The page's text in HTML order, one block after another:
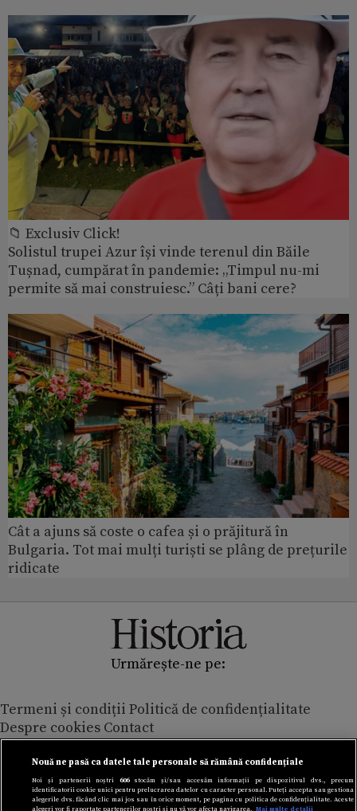
📁 Exclusiv Click!
Solistul trupei Azur își vinde terenul din Băile
Tușnad, cumpărat în pandemie: „Timpul nu-mi
permite să mai construiesc.” Câți bani cere?
Cât a ajuns să coste o cafea și o prăjitură în
Bulgaria. Tot mai mulți turiști se plâng de prețurile
ridicate
Urmărește-ne pe:
Termeni și condiții Politică de confidențialitate
Despre cookies Contact
Modifică preferințe pentru confidențialitate
© Toate drepturile rezervate Adevarul Holding 2026
Din rețeaua Adevărul Holding:
Nouă ne pasă ca datele tale personale să rămână confidențiale
Noi și partenerii noștri 606stocăm și/sau accesăm informații pe dispozitivul dvs., precum
identificatorii cookie unici pentru prelucrarea datelor cu caracter personal. Puteți accepta sau gestiona
alegerile dvs. făcând clic mai jos sau în orice moment, pe pagina cu politica de confidențialitate. Aceste
alegeri vor fi raportate partenerilor noștri și nu vă vor afecta navigarea. Mai multe detalii